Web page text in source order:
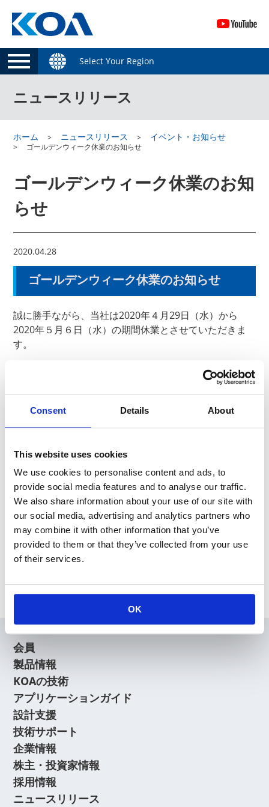
Consent Details About
This website uses cookies
We use cookies to personalise content and ads, to
provide social media features and to analyse our traffic.
We also share information about your use of our site with
our social media, advertising and analytics partners who
may combine it with other information that you’ve
provided to them or that they’ve collected from your use
of their services.
OK
Select Your Region
ニュースリリース
ホーム ニュースリリース イベント・お知らせ
ゴールデンウィーク休業のお知らせ
ゴールデンウィーク休業のお知
らせ
2020.04.28
ゴールデンウィーク休業のお知らせ
誠に勝手ながら、当社は2020年４月29日（水）から
2020年５月６日（水）の期間休業とさせていただきま
す。
お問合せフォームからのお問
当社からの回答は
2020年５月７日（木）より順次対応とさせていただき
ます。
以上
News Release
会員
製品情報
KOAの技術
アプリケーションガイド
設計支援
技術サポート
企業情報
株主・投資家情報
採用情報
ニュースリリース